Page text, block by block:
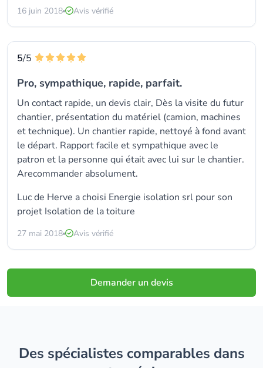
16 juin 2018 Avis vérifié
5/5
Pro, sympathique, rapide, parfait.
Un contact rapide, un devis clair, Dès la visite du futur
chantier, présentation du matériel (camion, machines
et technique). Un chantier rapide, nettoyé à fond avant
le départ. Rapport facile et sympathique avec le
patron et la personne qui était avec lui sur le chantier.
Arecommander absolument.
Luc de Herve a choisi Energie isolation srl pour son
projet Isolation de la toiture
27 mai 2018 Avis vérifié
Demander un devis
Des spécialistes comparables dans